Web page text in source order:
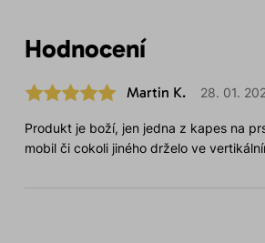
Hodnocení
Martin K. 28. 01.
Produkt je boží, jen jedna z kapes na
mobil či cokoli jiného drželo ve